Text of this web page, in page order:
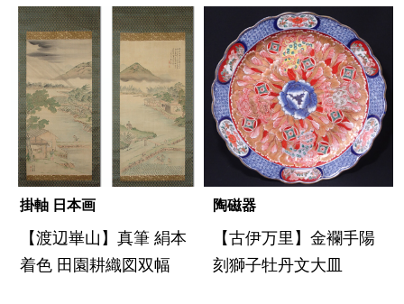
掛軸 日本画
【渡辺崋山】真筆 絹本
着色 田園耕織図双幅
陶磁器
【古伊万里】金襴手陽
刻獅子牡丹文大皿